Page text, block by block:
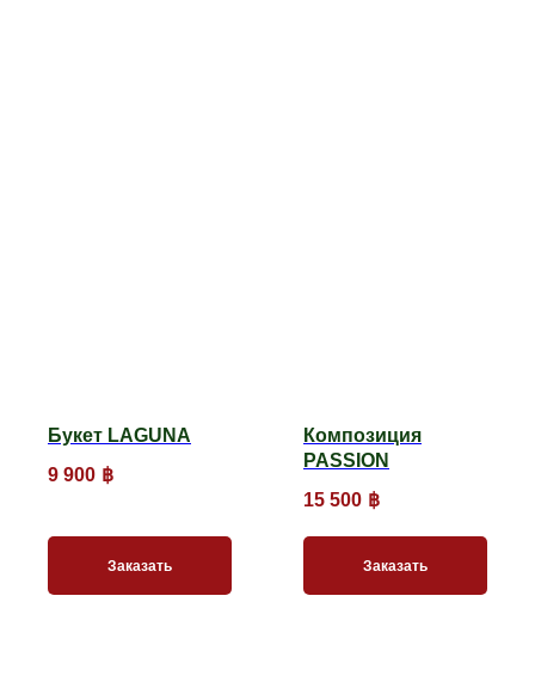
Букет LAGUNA
9 900 ฿
Заказать
Композиция
PASSION
15 500 ฿
Заказать